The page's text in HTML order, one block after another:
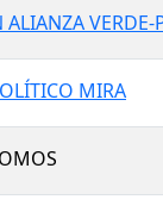
ALIANZA
MIRA